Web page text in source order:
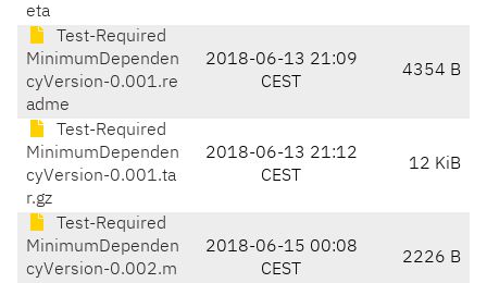
eta
Test-Required
MinimumDependen
cyVersion-0.001.re
adme
2018-06-13 21:09
CEST
4354 B
Test-Required
MinimumDependen
cyVersion-0.001.ta
r.gz
2018-06-13 21:12
CEST
12 KiB
Test-Required
MinimumDependen
cyVersion-0.002.m
2018-06-15 00:08
CEST
2226 B